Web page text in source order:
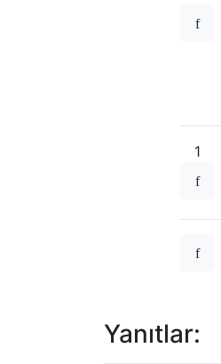
1
Yanıtlar: